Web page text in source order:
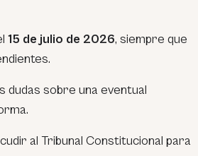
15 de julio de 2026, siempre que
dudas sobre una eventual
al Tribunal Constitucional para